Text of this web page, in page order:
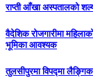
राप्ती आँखा अस्पतालको
वैदेशिक रोजगारीमा
भूमिका आवश्यक
तुलसीपुरमा विपद्मा